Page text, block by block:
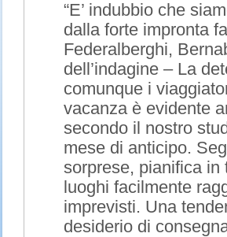
“E’ indubbio che
dalla forte impronta
Federalberghi,
dell’indagine – La
comunque i
vacanza è evidente
secondo il nostro
mese di anticipo.
sorprese, pianifica in
luoghi facilmente
imprevisti. Una
desiderio di